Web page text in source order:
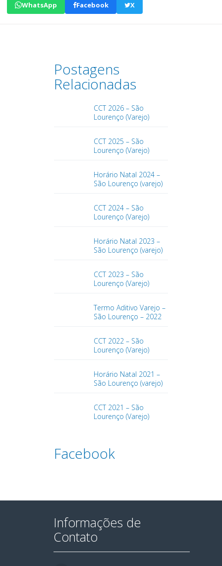
WhatsApp Facebook X
Postagens
Relacionadas
CCT 2026 – São
Lourenço (Varejo)
CCT 2025 – São
Lourenço (Varejo)
Horário Natal 2024 –
São Lourenço (varejo)
CCT 2024 – São
Lourenço (Varejo)
Horário Natal 2023 –
São Lourenço (varejo)
CCT 2023 – São
Lourenço (Varejo)
Termo Aditivo Varejo –
São Lourenço – 2022
CCT 2022 – São
Lourenço (Varejo)
Horário Natal 2021 –
São Lourenço (varejo)
CCT 2021 – São
Lourenço (Varejo)
Facebook
Informações de
Contato